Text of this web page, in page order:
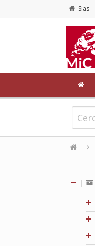
Sias
|